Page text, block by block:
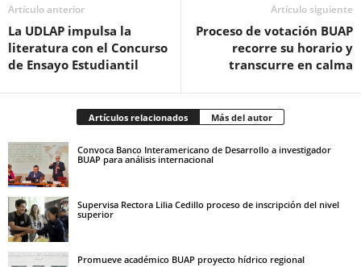
Artículo anterior
La UDLAP impulsa la
literatura con el Concurso
de Ensayo Estudiantil
Artículo siguiente
Proceso de votación BUAP
recorre su horario y
transcurre en calma
Artículos relacionados Más del autor
Convoca Banco Interamericano de Desarrollo a investigador
BUAP para análisis internacional
Supervisa Rectora Lilia Cedillo proceso de inscripción del nivel
superior
Promueve académico BUAP proyecto hídrico regional